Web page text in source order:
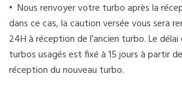
• Nous renvoyer votre turbo après la
dans ce cas, la caution versée vous sera
24H à réception de l’ancien turbo. Le
turbos usagés est fixé à 15 jours à partir
réception du nouveau turbo.